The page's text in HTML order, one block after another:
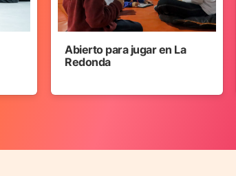
Abierto para jugar en La
Redonda